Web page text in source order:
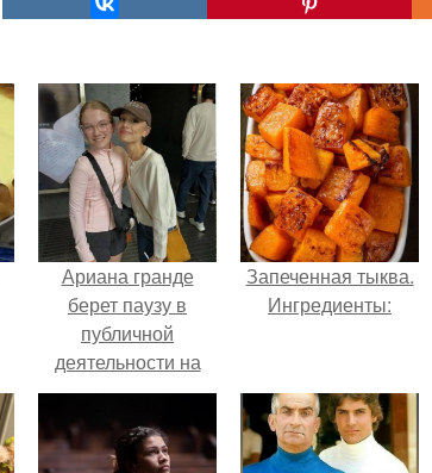
Ариана гранде
берет паузу в
публичной
деятельности на
фоне слухов о
своем здоровье.
Запеченная тыква.
Ингредиенты: